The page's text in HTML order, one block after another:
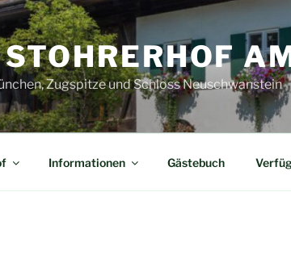
Zugspitze und Schloss Neuschwanstein
Informationen Gästebuch